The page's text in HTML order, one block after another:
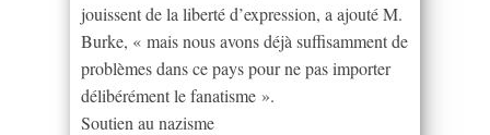
jouissent de la liberté d’expression, a ajouté M.
Burke, « mais nous avons déjà suffisamment de
problèmes dans ce pays pour ne pas importer
délibérément le fanatisme ».
Soutien au nazisme